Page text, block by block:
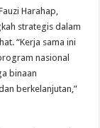
Harahap,
strategis dalam
“Kerja sama ini
nasional
binaan
berkelanjutan,”